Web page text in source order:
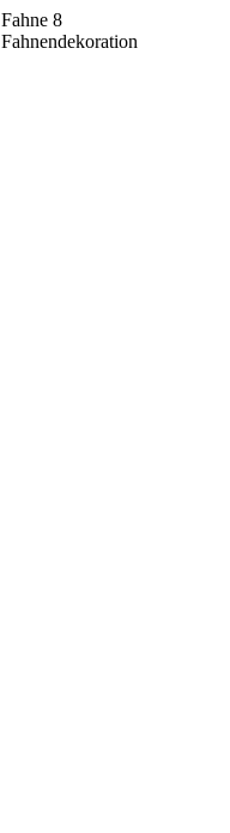
Fahne 8
Fahnendekoration